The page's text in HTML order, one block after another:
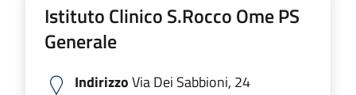
Istituto Clinico S.Rocco Ome PS
Generale
IndirizzoVia Dei Sabbioni, 24